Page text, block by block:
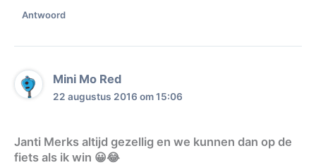
Antwoord
Mini Mo Red
22 augustus 2016 om 15:06
Janti Merks altijd gezellig en we kunnen dan op de
fiets als ik win 😀😂